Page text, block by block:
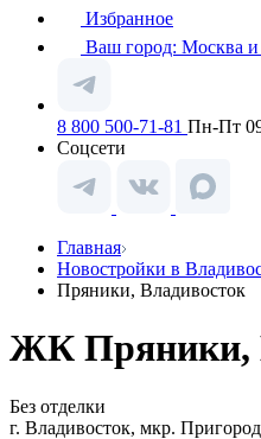
Избранное
Ваш город: Москва и
8 800 500-71-81 Пн-Пт
Соцсети
Главная
Новостройки в
Пряники, Владивосток
ЖК Пряники,
Без отделки
г. Владивосток, мкр.